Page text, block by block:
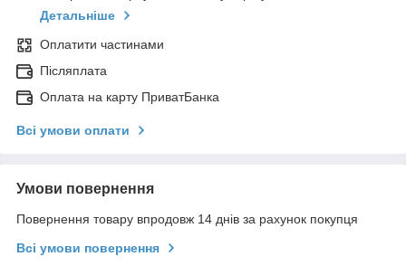
Детальніше
Оплатити частинами
Післяплата
Оплата на карту ПриватБанка
Всі умови оплати
Умови повернення
Повернення товару впродовж 14 днів за рахунок покупця
Всі умови повернення